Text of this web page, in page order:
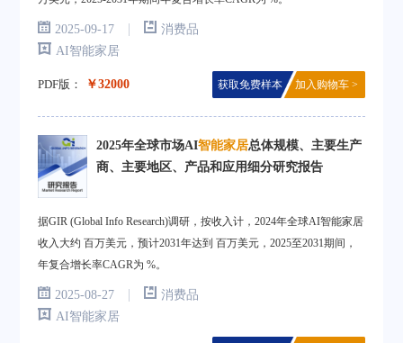
2025-09-17 |
消费品
AI智能家居
PDF版： ￥32000 获取免费样本 加入购物车 >
2025年全球市场AI智能家居总体规模、主要生产
商、主要地区、产品和应用细分研究报告
据GIR (Global Info Research)调研，按收入计，2024年全球AI智能家居
收入大约 百万美元，预计2031年达到 百万美元，2025至2031期间，
年复合增长率CAGR为 %。
2025-08-27 |
消费品
AI智能家居